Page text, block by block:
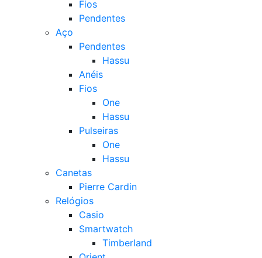
Fios
Pendentes
Aço
Pendentes
Hassu
Anéis
Fios
One
Hassu
Pulseiras
One
Hassu
Canetas
Pierre Cardin
Relógios
Casio
Smartwatch
Timberland